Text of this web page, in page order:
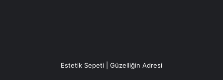
Estetik Sepeti | Güzelliğin Adresi